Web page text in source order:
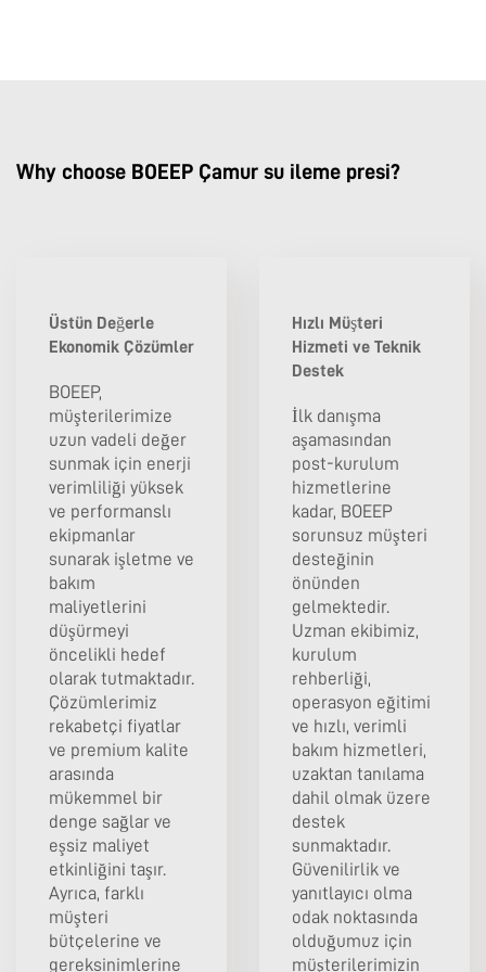
Why choose BOEEP Çamur su ileme presi?
Üstün Değerle
Ekonomik Çözümler
BOEEP,
müşterilerimize
uzun vadeli değer
sunmak için enerji
verimliliği yüksek
ve performanslı
ekipmanlar
sunarak işletme ve
bakım
maliyetlerini
düşürmeyi
öncelikli hedef
olarak tutmaktadır.
Çözümlerimiz
rekabetçi fiyatlar
ve premium kalite
arasında
mükemmel bir
denge sağlar ve
eşsiz maliyet
etkinliğini taşır.
Ayrıca, farklı
müşteri
bütçelerine ve
gereksinimlerine
Hızlı Müşteri
Hizmeti ve Teknik
Destek
İlk danışma
aşamasından
post-kurulum
hizmetlerine
kadar, BOEEP
sorunsuz müşteri
desteğinin
önünden
gelmektedir.
Uzman ekibimiz,
kurulum
rehberliği,
operasyon eğitimi
ve hızlı, verimli
bakım hizmetleri,
uzaktan tanılama
dahil olmak üzere
destek
sunmaktadır.
Güvenilirlik ve
yanıtlayıcı olma
odak noktasında
olduğumuz için
müşterilerimizin